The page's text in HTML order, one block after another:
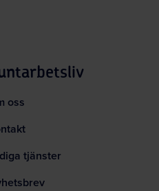
oss
tjänster